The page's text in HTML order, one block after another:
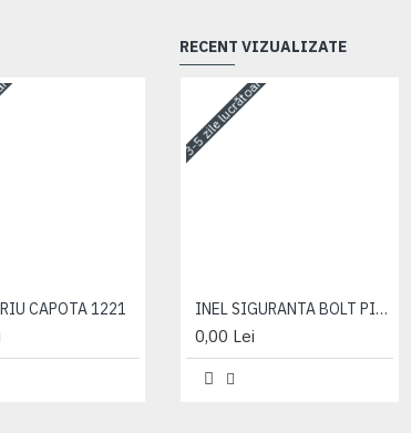
CAPOTA 1221
3-5 zile lucrătoare
ACCESORIU CAPOTA 1221
0,00 Lei
RECENT VIZUALIZATE
3-5 zile lucrătoare
INEL SIGURANTA BOLT PISTON
0,00 Lei